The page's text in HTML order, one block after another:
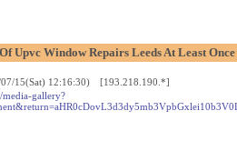
Upvc Window Repairs Leeds At Least
15(Sat) 12:16:30) [193.218.190.*]
gallery?